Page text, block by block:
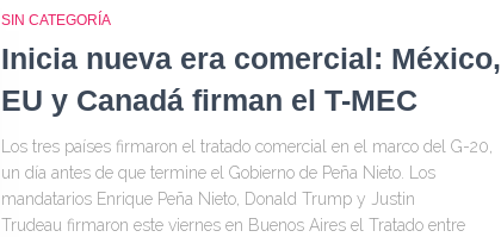
SIN CATEGORÍA
Inicia nueva era comercial: México,
EU y Canadá firman el T-MEC
Los tres países firmaron el tratado comercial en el marco del G-20,
un día antes de que termine el Gobierno de Peña Nieto. Los
mandatarios Enrique Peña Nieto, Donald Trump y Justin
Trudeau firmaron este viernes en Buenos Aires el Tratado entre